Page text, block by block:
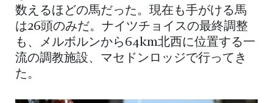
数えるほどの馬だった。現在も手がける馬
は26頭のみだ。ナイツチョイスの最終調整
も、メルボルンから64km北西に位置する一
流の調教施設、マセドンロッジで行ってき
た。